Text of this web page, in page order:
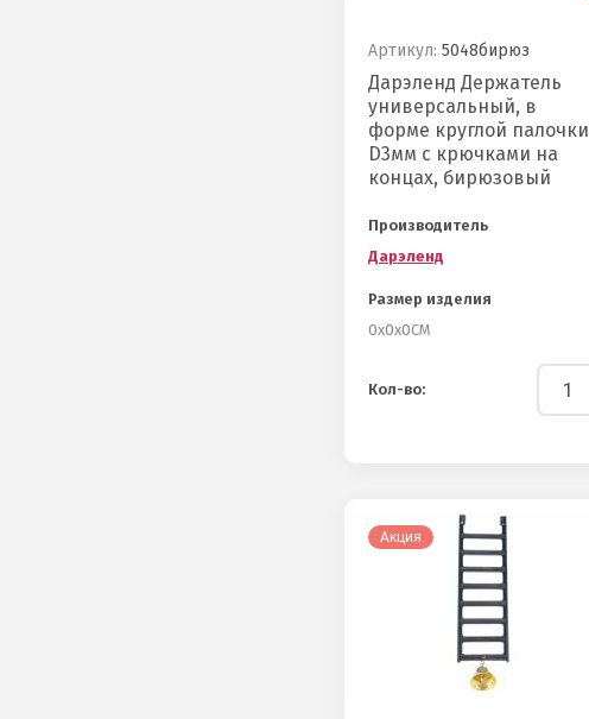
Артикул: 5048бирюз
Дарэленд Держатель
универсальный, в
форме круглой палочки
D3мм с крючками на
концах, бирюзовый
Производитель
Дарэленд
Размер изделия
0х0х0СМ
Кол-во:
Акция